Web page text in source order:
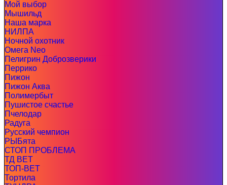
Мой выбор
Мышильд
Наша марка
НИЛПА
Ночной охотник
Омега Neo
Пелигрин Доброзверики
Перрико
Пижон
Пижон Аква
Полимербыт
Пушистое счастье
Пчелодар
Радуга
Русский чемпион
РЫБята
СТОП ПРОБЛЕМА
ТД ВЕТ
ТОП-ВЕТ
Тортила